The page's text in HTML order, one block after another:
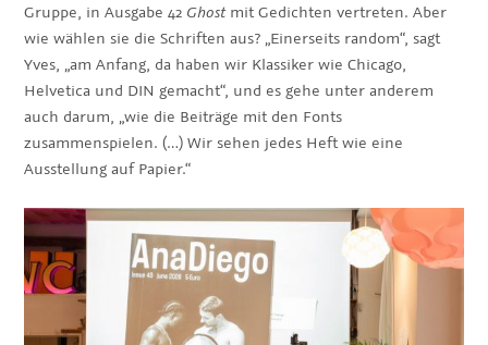
Gruppe, in Ausgabe 42 Ghostmit Gedichten vertreten. Aber
wie wählen sie die Schriften aus? „Einerseits random“, sagt
Yves, „am Anfang, da haben wir Klassiker wie Chicago,
Helvetica und DIN gemacht“, und es gehe unter anderem
auch darum, „wie die Beiträge mit den Fonts
zusammenspielen. (…) Wir sehen jedes Heft wie eine
Ausstellung auf Papier.“